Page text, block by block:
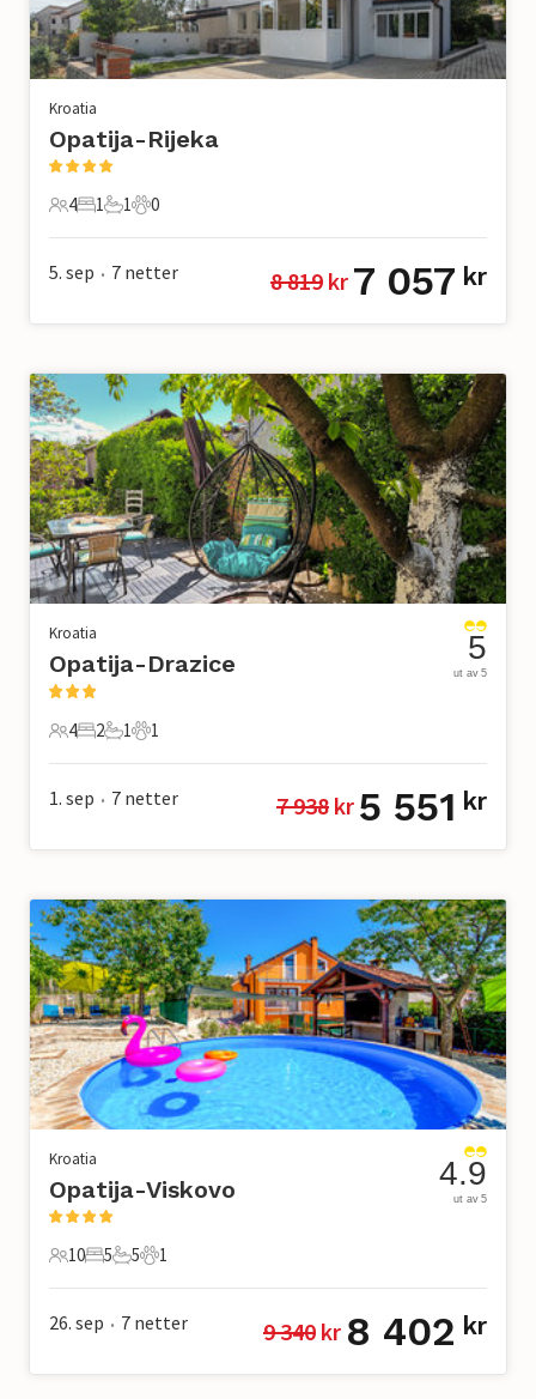
Kroatia
Opatija-Rijeka
4 Gjester
4
1 Soverom
1
1 Bad
1
0 Kjæledyr
0
5. sep • 7 netter 8 819 kr 7 057 kr
Kroatia
Opatija-Drazice
4 Gjester
4
2 Soverom
2
1 Bad
1
1 Kjæledyr
1
5
ut av 5
1. sep • 7 netter 7 938 kr 5 551 kr
Kroatia
Opatija-Viskovo
10 Gjester
10
5 Soverom
5
5 Bad
5
1 Kjæledyr
1
4.9
ut av 5
26. sep • 7 netter 9 340 kr 8 402 kr